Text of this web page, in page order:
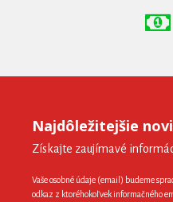
Najdôležitejšie
Získajte zaujímavé
Vaše osobné údaje (email) budeme
odkaz z ktoréhokoľvek informačného